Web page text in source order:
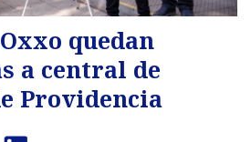
quedan
a central de
Providencia